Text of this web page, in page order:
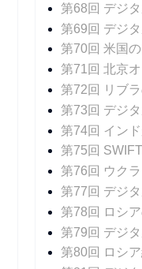
第68回 デジ
第69回 デジ
第70回 米国
第72回 リブ
第75回
第76回 ウク
第79回 デジ
第80回 ロシ